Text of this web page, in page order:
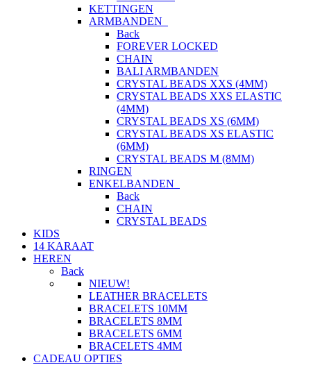
KETTINGEN
ARMBANDEN
Back
FOREVER LOCKED
CHAIN
BALI ARMBANDEN
CRYSTAL BEADS XXS (4MM)
CRYSTAL BEADS XXS ELASTIC
(4MM)
CRYSTAL BEADS XS (6MM)
CRYSTAL BEADS XS ELASTIC
(6MM)
CRYSTAL BEADS M (8MM)
RINGEN
ENKELBANDEN
Back
CHAIN
CRYSTAL BEADS
KIDS
14 KARAAT
HEREN
Back
NIEUW!
LEATHER BRACELETS
BRACELETS 10MM
BRACELETS 8MM
BRACELETS 6MM
BRACELETS 4MM
CADEAU OPTIES